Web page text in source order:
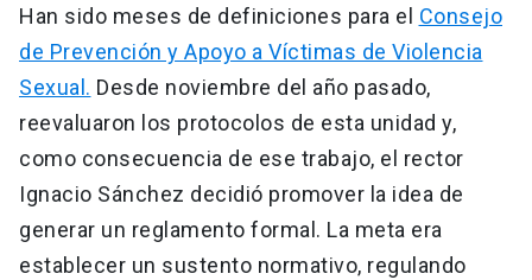
Han sido meses de definiciones para el Consejo
de Prevención y Apoyo a Víctimas de Violencia
Sexual. Desde noviembre del año pasado,
reevaluaron los protocolos de esta unidad y,
como consecuencia de ese trabajo, el rector
Ignacio Sánchez decidió promover la idea de
generar un reglamento formal. La meta era
establecer un sustento normativo, regulando